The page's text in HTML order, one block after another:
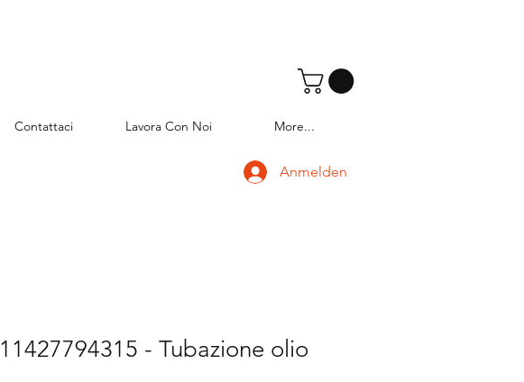
Contattaci Lavora Con Noi More...
Anmelden
11427794315 - Tubazione olio